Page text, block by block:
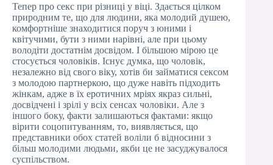
Тепер про секс при різниці у віці. Здається цілком
природним те, що для людини, яка молодий душею,
комфортніше знаходитися поруч з юними і
квітучими, бути з ними нарівні, але при цьому
володіти достатнім досвідом. І більшою мірою це
стосується чоловіків. Існує думка, що чоловік,
незалежно від свого віку, хотів би займатися сексом
з молодою партнеркою, що дуже навіть підходить
жінкам, адже в їх еротичних мріях якраз сильні,
досвідчені і зрілі у всіх сенсах чоловіки. Але з
іншого боку, факти залишаються фактами: якщо
вірити соцопитуванням, то, виявляється, що
представники обох статей воліли б відносини з
більш молодими людьми, якби це не засуджувалося
суспільством.